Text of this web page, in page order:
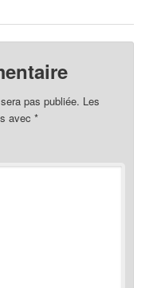
pas publiée. Les
avec*